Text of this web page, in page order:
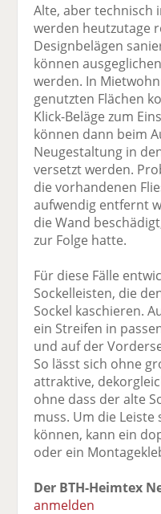
Alte, aber technisch
werden heutzutage
Designbelägen
können
werden. In
genutzten Flächen
Klick-Beläge zum
können dann beim
Neugestaltung in
versetzt werden.
die vorhandenen
aufwendig entfernt
die Wand
zur Folge hatte.
Für diese Fälle
Sockelleisten, die
Sockel kaschieren.
ein Streifen in
und auf der
So lässt sich ohne
attraktive,
ohne dass der alte
muss. Um die
können, kann ein
oder ein
Der BTH-Heimtex
anmelden